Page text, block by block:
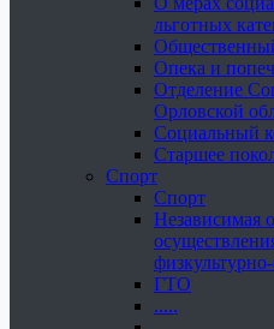
льготных
Опека и
Отделение
Орловской
Социальный
Старшее
Спорт
Спорт
Независимая
ГТО
.....